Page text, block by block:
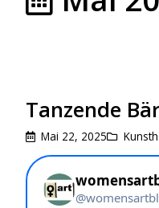
Tanzende
Mai 22, 2025